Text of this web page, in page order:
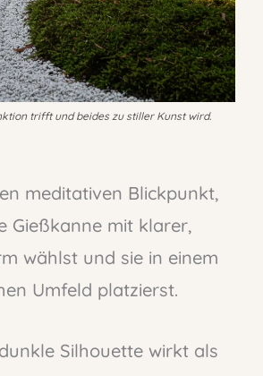
trifft und beides zu stiller Kunst wird.
meditativen Blickpunkt,
Gießkanne mit klarer,
wählst und sie in einem
Umfeld platzierst.
Silhouette wirkt als